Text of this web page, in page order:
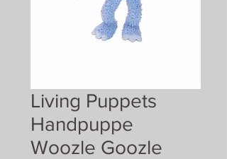
Living Puppets
Handpuppe
Woozle Goozle